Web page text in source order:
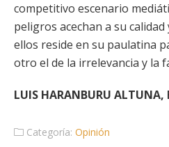
competitivo escenario
peligros acechan a su
ellos reside en su paulatina
otro el de la irrelevancia y la
LUIS HARANBURU ALTUNA,
Categoría: Opinión